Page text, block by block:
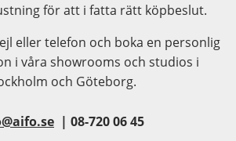
för att i fatta rätt köpbeslut.
eller telefon och boka en personlig
i våra showrooms och studios i
och Göteborg.
| 08-720 06 45